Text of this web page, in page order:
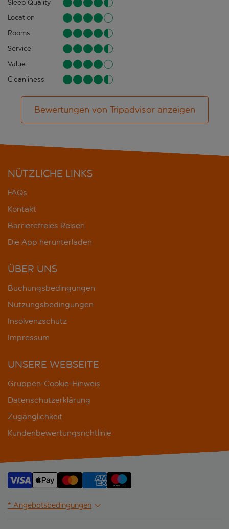
Sleep Quality
Location
Rooms
Service
Value
Cleanliness
Bewertungen von Tripadvisor anzeigen
NÜTZLICHE LINKS
FAQs
Kontakt
Barrierefreies Reisen
Die App herunterladen
ÜBER UNS
Buchungsbedingungen
Nutzungsbedingungen
Insolvenzschutz
Impressum
UNSERE WEBSEITE
Gruppen-Cookie-Hinweis
Datenschutzerklärung
Zugänglichkeit
Kundenbewertungsrichtlinie
* Angebotsbedingungen